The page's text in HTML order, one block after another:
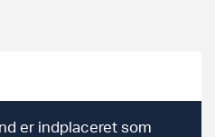
er indplaceret som